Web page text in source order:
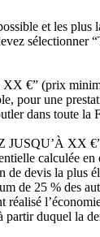
et les plus
sélectionner
€” (prix
pour une
dans toute la
JUSQU’À XX
calculée en
de devis la plus
de 25 % des
réalisé
partir duquel la